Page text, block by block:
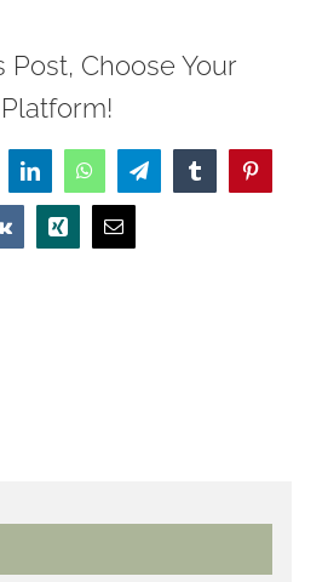
Post, Choose Your
Platform!
LinkedInWhatsAppTelegramTumblrPinterest
Vk Xing Email